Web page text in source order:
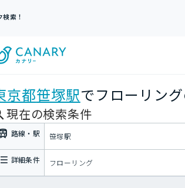
索！
京都笹塚駅でフローリン
現在の検索条件
路線・駅 笹塚駅
詳細条件 フローリング